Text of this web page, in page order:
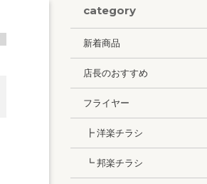
category
新着商品
店長のおすすめ
フライヤー
┣ 洋楽チラシ
┗ 邦楽チラシ